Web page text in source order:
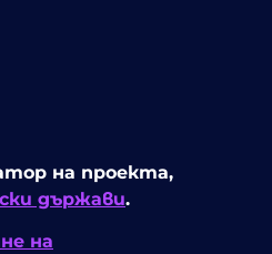
на проекта,
държави.
на